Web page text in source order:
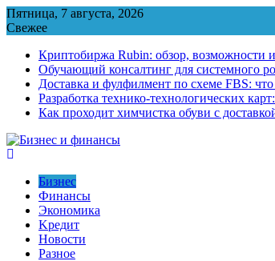
Перейти
к
Пятница, 7 августа, 2026
Свежее
Криптобиржа Rubin: обзор, возможности
Обучающий консалтинг для системного
Доставка и фулфилмент по схеме FBS:
Разработка технико-технологических
Как проходит химчистка обуви с
Бизнес
Финансы
Экономика
Kредит
Новости
Разное